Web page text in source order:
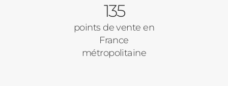
135
points de vente en
France
métropolitaine